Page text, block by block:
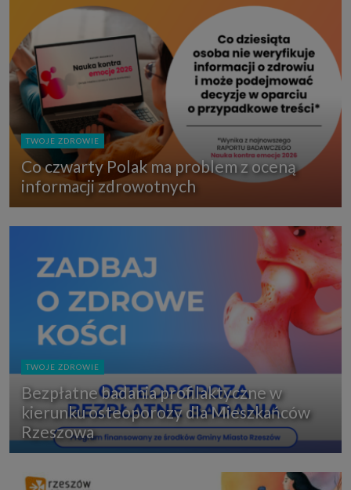
TWOJE ZDROWIE
Co czwarty Polak ma problem z oceną
informacji zdrowotnych
TWOJE ZDROWIE
Bezpłatne badania profilaktyczne w
kierunku osteoporozy dla Mieszkańców
Rzeszowa